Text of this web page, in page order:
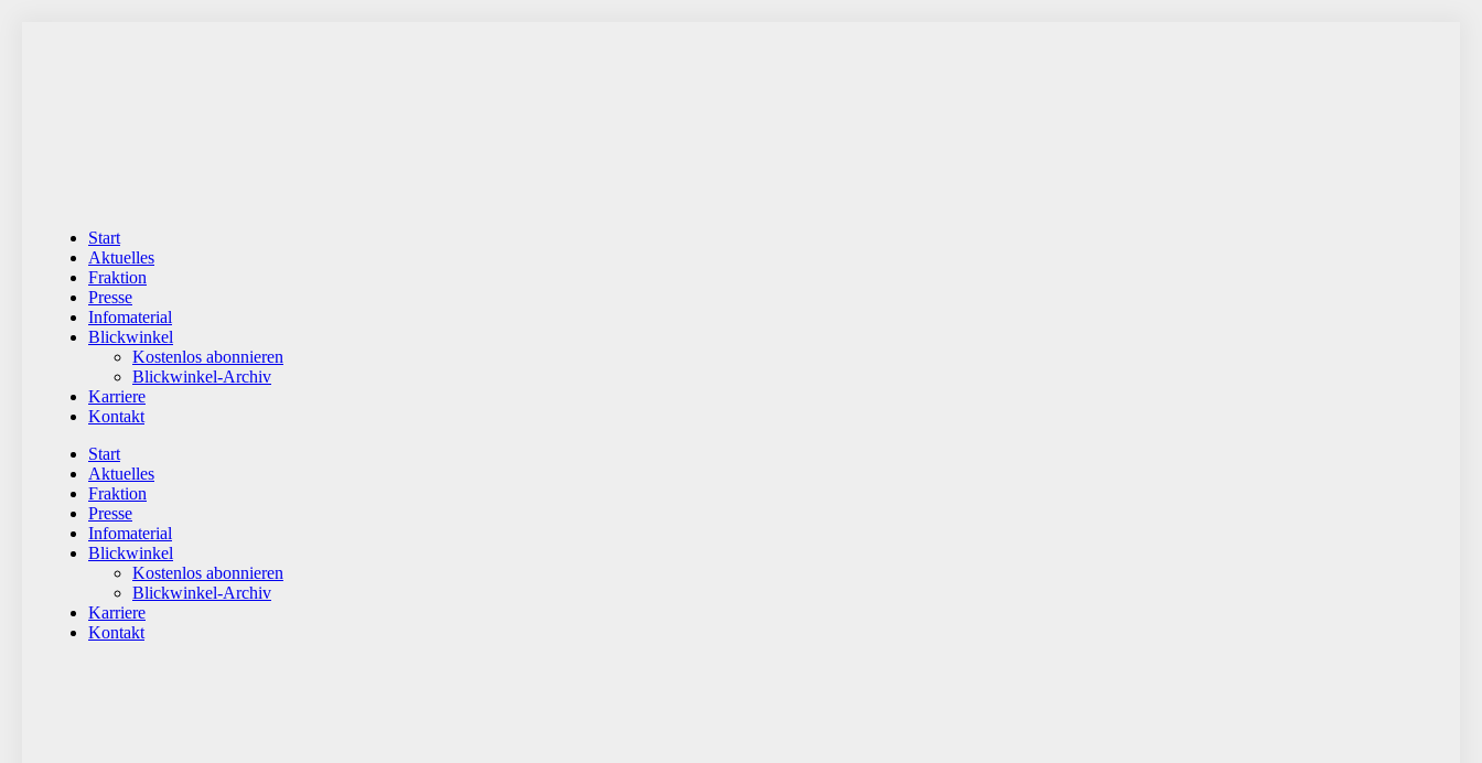
Start
Aktuelles
Fraktion
Presse
Infomaterial
Blickwinkel
Kostenlos abonnieren
Blickwinkel-Archiv
Karriere
Kontakt
Start
Aktuelles
Fraktion
Presse
Infomaterial
Blickwinkel
Kostenlos abonnieren
Blickwinkel-Archiv
Karriere
Kontakt